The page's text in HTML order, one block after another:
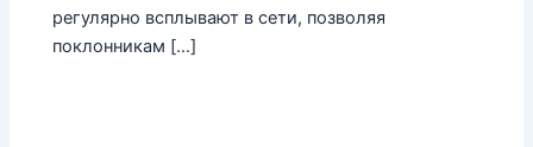
регулярно всплывают в сети, позволяя
поклонникам […]